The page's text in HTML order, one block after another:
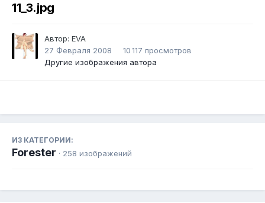
11_3.jpg
Автор: EVA
27 Февраля 2008
10 117 просмотров
Другие изображения автора
ИЗ КАТЕГОРИИ:
Forester · 258 изображений